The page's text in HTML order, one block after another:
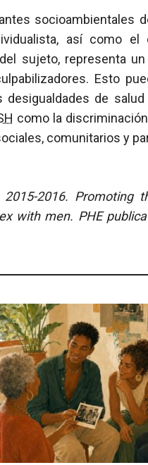
socioambientales
así como
sujeto, representa
Esto
de
como la
comunitarios y
2016. Promoting
with men. PHE